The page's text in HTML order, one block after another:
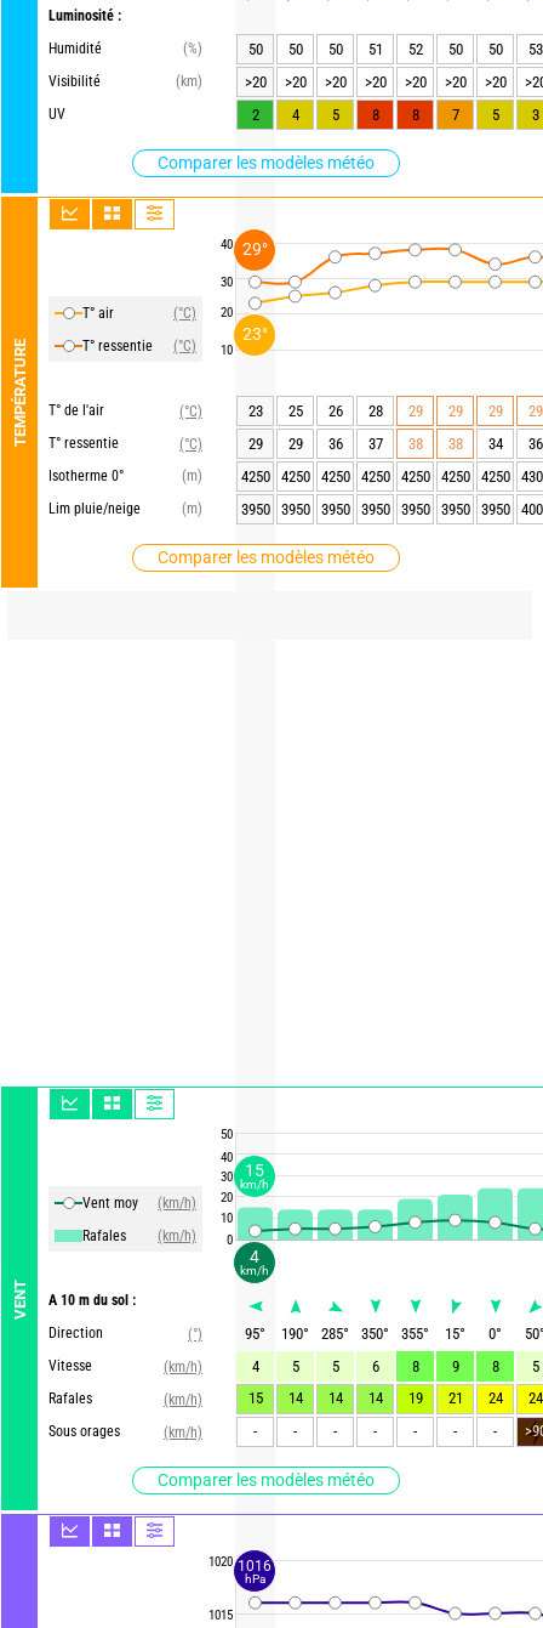
Luminosité :
Humidité
(%)
Visibilité
(km)
UV
Comparer les modèles météo
TEMPÉRATURE
T° air
(°C)
T° ressentie
(°C)
T° de l'air
(°C)
T° ressentie
(°C)
Isotherme 0°
(m)
Lim pluie/neige
(m)
Comparer les modèles météo
VENT
Vent moy
(km/h)
Rafales
(km/h)
A 10 m du sol :
Direction
(°)
Vitesse
(km/h)
Rafales
(km/h)
Sous orages
(km/h)
Comparer les modèles météo
40
30
20
10
50
40
30
20
10
0
1020
1015
50 50 50 51 52 50 50
53
>20
>20 >20 >20 >20 >20 >20
2
4 5 8 8 7 5 3
23 25 26 28 29 29 29
29
29
29 36 37 38 38 34
36
4250
4250 4250 4250 4250 4250 4250
3950
3950 3950 3950 3950 3950 3950
95° 190° 285° 350° 355° 15° 0° 50
4
5 5 6 8 9 8
5
15
14 14 14 19 21 24
24
-
- - - - - -
4
km/h
15
km/h
23°
29°
1016
hPa